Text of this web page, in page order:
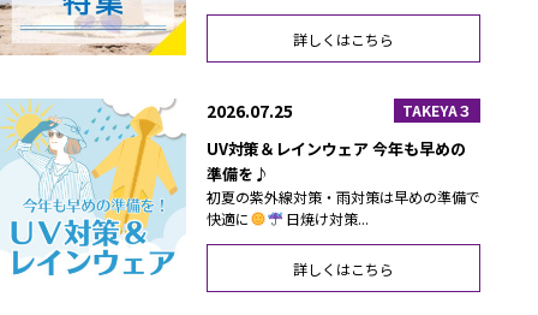
詳しくはこちら
2026.07.25 TAKEYA３
UV対策＆レインウェア 今年も早めの
準備を♪
初夏の紫外線対策・雨対策は早めの準備で
快適に
日焼け対策...
詳しくはこちら